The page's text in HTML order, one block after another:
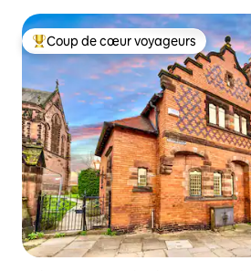
Coups de cœur voyageurs les plus
Coup de cœur voyageurs